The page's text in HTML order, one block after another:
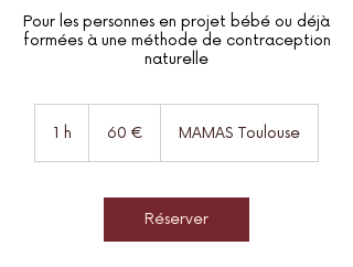
Pour les personnes en projet bébé ou déjà
formées à une méthode de contraception
naturelle
1 h 60 € MAMAS Toulouse
Réserver